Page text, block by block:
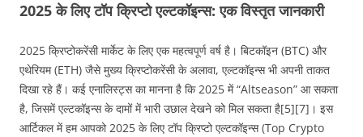
2025 के लिए टॉप क्रिप्टो एल्टकॉइन्स: एक विस्तृत जानकारी
2025 क्रिप्टोकरेंसी मार्केट के लिए एक महत्वपूर्ण वर्ष है। बिटकॉइन (BTC) और
एथेरियम (ETH) जैसे मुख्य क्रिप्टोकरेंसी के अलावा, एल्टकॉइन्स भी अपनी ताकत
दिखा रहे हैं। कई एनालिस्ट्स का मानना है कि 2025 में “Altseason” आ सकता
है, जिसमें एल्टकॉइन्स के दामों में भारी उछाल देखने को मिल सकता है[5][7]। इस
आर्टिकल में हम आपको 2025 के लिए टॉप क्रिप्टो एल्टकॉइन्स (Top Crypto